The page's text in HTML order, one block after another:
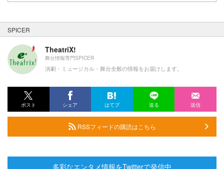
SPICER
TheatriX!
舞台情報専門SPICER
演劇・ミュージカル・舞台全般の情報をお届けします。
ポスト シェア はてブ 送る 送信
RSSフィードの購読はこちら
多彩なエンタメ情報をTwitterで発信中